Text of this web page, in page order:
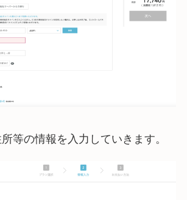
等の情報を入力していきます。